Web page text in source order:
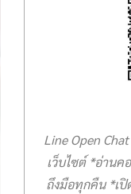
Line Open
เว็บไซต์ *อ่านค
ถึงมือทุกคืน *เ